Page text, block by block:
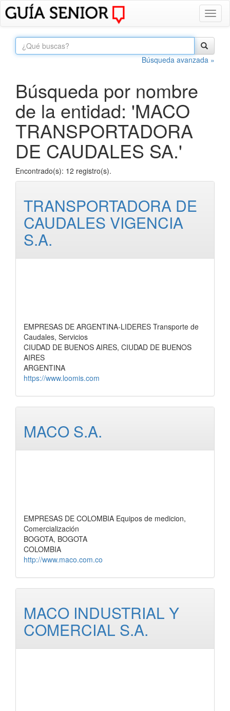
Búsqueda avanzada »
Búsqueda por nombre
de la entidad: 'MACO
TRANSPORTADORA
DE CAUDALES SA.'
Encontrado(s): 12 registro(s).
TRANSPORTADORA DE
CAUDALES VIGENCIA
S.A.
EMPRESAS DE ARGENTINA-LIDERES Transporte de
Caudales, Servicios
CIUDAD DE BUENOS AIRES, CIUDAD DE BUENOS
AIRES
ARGENTINA
https://www.loomis.com
MACO S.A.
EMPRESAS DE COLOMBIA Equipos de medicion,
Comercialización
BOGOTA, BOGOTA
COLOMBIA
http://www.maco.com.co
MACO INDUSTRIAL Y
COMERCIAL S.A.